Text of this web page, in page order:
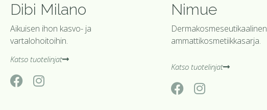
Dibi Milano
Aikuisen ihon kasvo- ja
vartalohoitoihin.
Katso tuotelinjat
Nimue
Dermakosmeseutikaalinen
ammattikosmetiikkasarja.
Katso tuotelinjat